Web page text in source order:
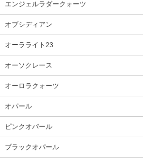
エンジェルラダークォーツ
オブシディアン
オーラライト23
オーソクレース
オーロラクォーツ
オパール
ピンクオパール
ブラックオパール